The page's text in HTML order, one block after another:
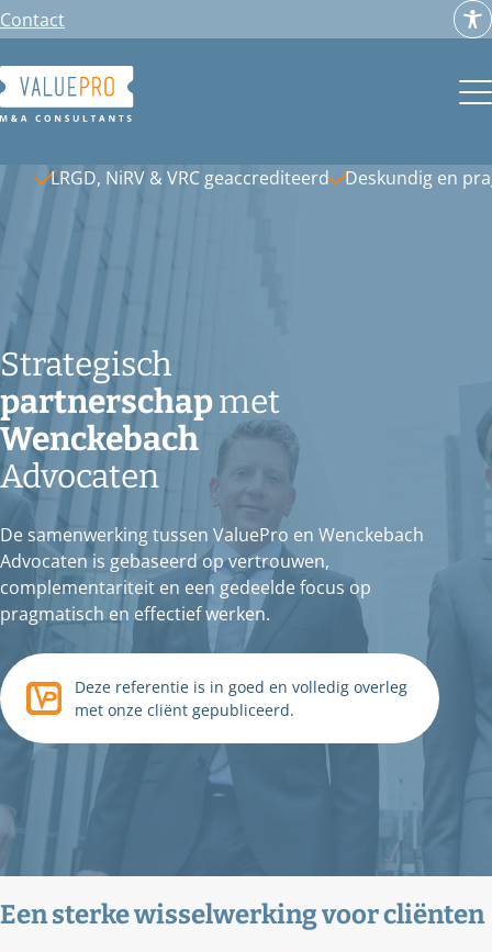
Ga
naar
de
inhoud
Contact
LRGD, NiRV & VRC geaccrediteerd Deskundig en
Strategisch
partnerschapmet
Wenckebach
Advocaten
De samenwerking tussen ValuePro en Wenckebach
Advocaten is gebaseerd op vertrouwen,
complementariteit en een gedeelde focus op
pragmatisch en effectief werken.
Deze referentie is in goed en volledig overleg
met onze cliënt gepubliceerd.
Een sterke wisselwerking voor cliënten